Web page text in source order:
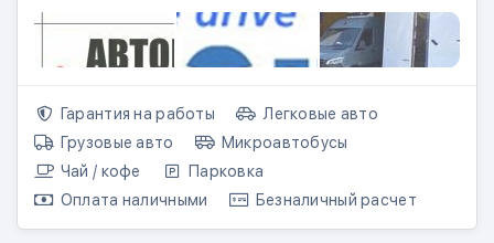
Гарантия на работы
Легковые авто
Грузовые авто
Микроавтобусы
Чай / кофе
Парковка
Оплата наличными
Безналичный расчет